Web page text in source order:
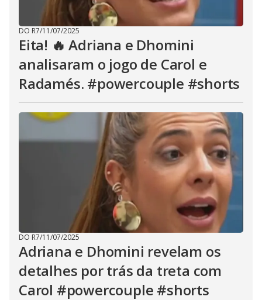
DO R7/11/07/2025
Eita! 🔥 Adriana e Dhomini
analisaram o jogo de Carol e
Radamés. #powercouple #shorts
DO R7/11/07/2025
Adriana e Dhomini revelam os
detalhes por trás da treta com
Carol #powercouple #shorts